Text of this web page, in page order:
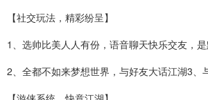
【社交玩法，精彩纷呈】
1、选帅比美人人有份，语音聊天快乐交友，
2、全都不如来梦想世界，与好友大话江湖3